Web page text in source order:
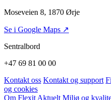
Moseveien 8, 1870 Ørje
Se i Google Maps ↗
Sentralbord
+47 69 81 00 00
Kontakt oss Kontakt og support
og cookies
Om Flexit Aktuelt Miljø og